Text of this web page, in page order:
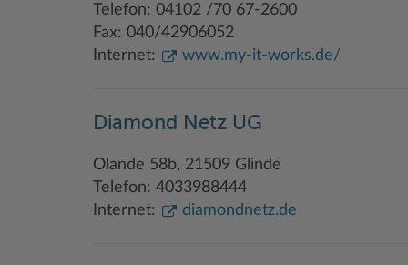
Telefon: 04102 /70 67-2600
Fax: 040/42906052
Internet:
www.my-it-works.de/
Diamond Netz UG
Olande 58b, 21509 Glinde
Telefon: 4033988444
Internet:
diamondnetz.de